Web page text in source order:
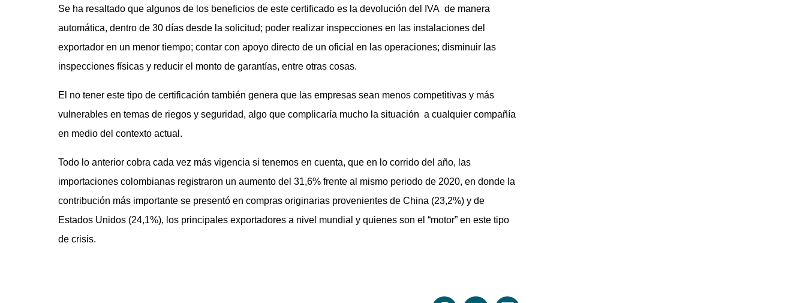
Se ha resaltado que algunos de los beneficios de este certificado es la devolución del IVA de manera
automática, dentro de 30 días desde la solicitud; poder realizar inspecciones en las instalaciones del
exportador en un menor tiempo; contar con apoyo directo de un oficial en las operaciones; disminuir las
inspecciones físicas y reducir el monto de garantías, entre otras cosas.
El no tener este tipo de certificación también genera que las empresas sean menos competitivas y más
vulnerables en temas de riegos y seguridad, algo que complicaría mucho la situación a cualquier compañía
en medio del contexto actual.
Todo lo anterior cobra cada vez más vigencia si tenemos en cuenta, que en lo corrido del año, las
importaciones colombianas registraron un aumento del 31,6% frente al mismo periodo de 2020, en donde la
contribución más importante se presentó en compras originarias provenientes de China (23,2%) y de
Estados Unidos (24,1%), los principales exportadores a nivel mundial y quienes son el “motor” en este tipo
de crisis.